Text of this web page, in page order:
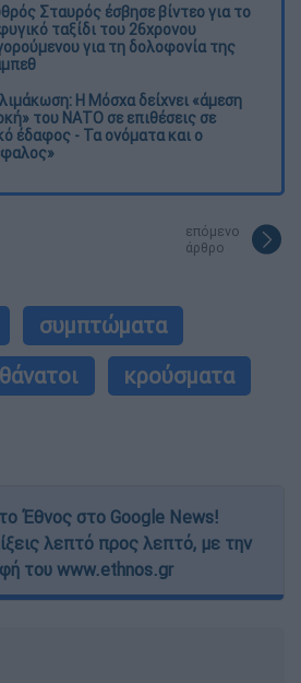
Σταυρός έσβησε βίντεο για το
ταξίδι του 26χρονου
για τη δολοφονία της
Η Μόσχα δείχνει «άμεση
του ΝΑΤΟ σε επιθέσεις σε
έδαφος - Τα ονόματα και ο
επόμενο
άρθρο
συμπτώματα
θάνατοι
κρούσματα
Έθνος στο Google News!
λεπτό προς λεπτό, με την
του www.ethnos.gr